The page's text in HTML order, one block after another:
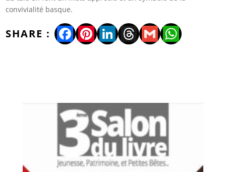
convivialité basque.
Facebook
Pinterest
LinkedIn
Threads
Gmail